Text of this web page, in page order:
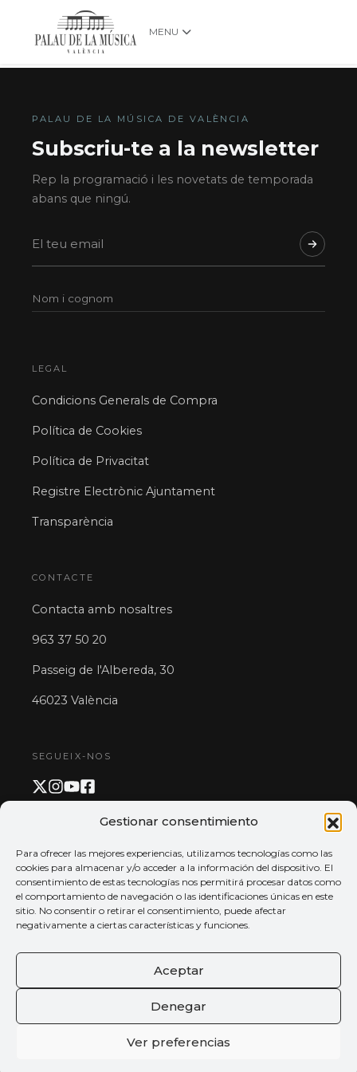
Gestionar consentimiento
Para ofrecer las mejores experiencias, utilizamos tecnologías como las
cookies para almacenar y/o acceder a la información del dispositivo. El
consentimiento de estas tecnologías nos permitirá procesar datos como
el comportamiento de navegación o las identificaciones únicas en este
sitio. No consentir o retirar el consentimiento, puede afectar
negativamente a ciertas características y funciones.
Aceptar
Denegar
Ver preferencias
MENU
PALAU DE LA MÚSICA DE VALÈNCIA
Subscriu-te a la newsletter
Rep la programació i les novetats de temporada
abans que ningú.
LEGAL
Condicions Generals de Compra
Política de Cookies
Política de Privacitat
Registre Electrònic Ajuntament
Transparència
CONTACTE
Contacta amb nosaltres
963 37 50 20
Passeig de l'Albereda, 30
46023 València
SEGUEIX-NOS
PAGAMENT I APP
© 2026 Tots els drets reservatsPalau de la música de València